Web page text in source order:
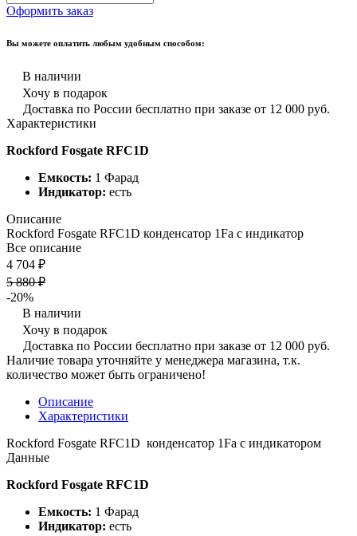
Оформить заказ
Вы можете оплатить любым удобным способом:
В наличии
Хочу в подарок
Доставка по России бесплатно при заказе от 12 000 руб.
Характеристики
Rockford Fosgate RFC1D
Емкость: 1 Фарад
Индикатор: есть
Описание
Rockford Fosgate RFC1D конденсатор 1Fa с индикатор
Все описание
4 704 ₽
5 880 ₽
-20%
В наличии
Хочу в подарок
Доставка по России бесплатно при заказе от 12 000 руб.
Наличие товара уточняйте у менеджера магазина, т.к.
количество может быть ограничено!
Описание
Характеристики
Rockford Fosgate RFC1D конденсатор 1Fa с индикатором
Данные
Rockford Fosgate RFC1D
Емкость: 1 Фарад
Индикатор: есть